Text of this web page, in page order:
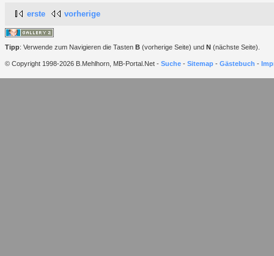
erste vorherige
Tipp: Verwende zum Navigieren die Tasten B (vorherige Seite) und N (nächste Seite).
© Copyright 1998-2026 B.Mehlhorn, MB-Portal.Net - Suche - Sitemap - Gästebuch -